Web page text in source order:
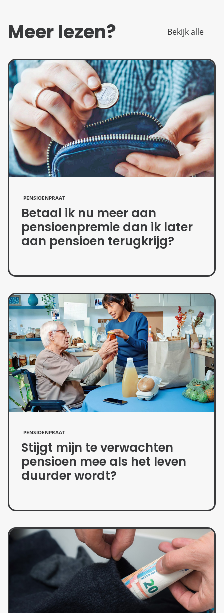
Meer lezen? Bekijk alle
PENSIOENPRAAT
Betaal ik nu meer aan
pensioenpremie dan ik later
aan pensioen terugkrijg?
PENSIOENPRAAT
Stijgt mijn te verwachten
pensioen mee als het leven
duurder wordt?